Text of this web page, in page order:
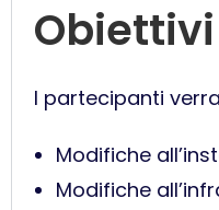
I partecipanti
Modifiche
Modifiche